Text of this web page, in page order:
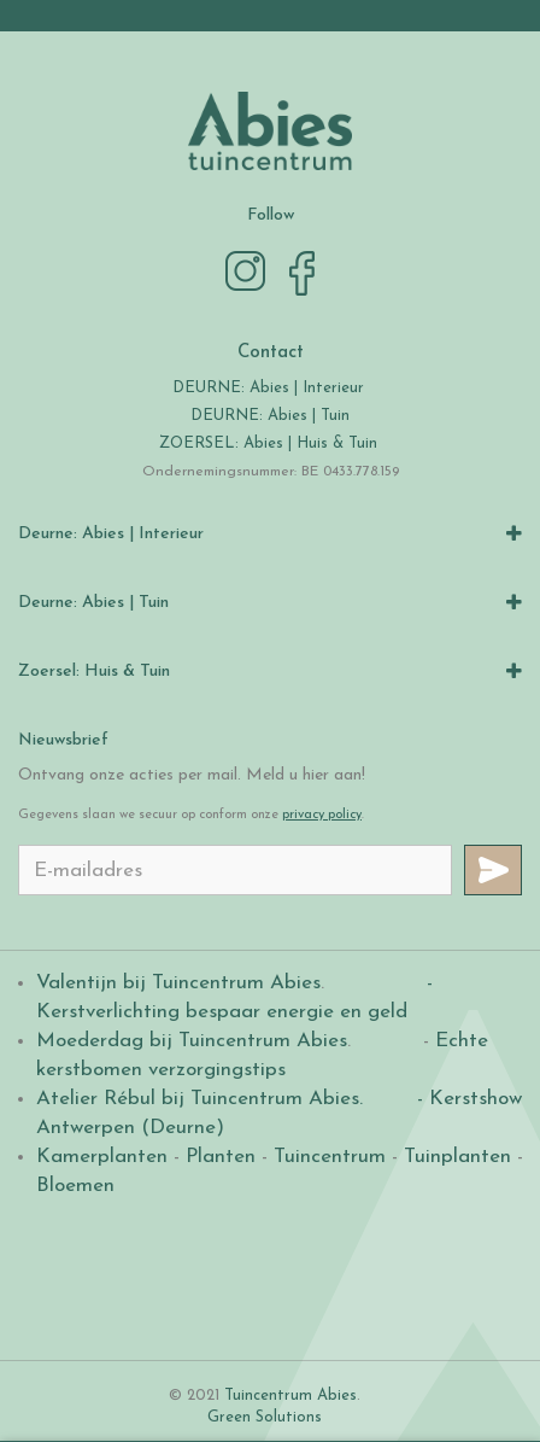
Follow
Contact
DEURNE: Abies | Interieur
DEURNE: Abies | Tuin
ZOERSEL: Abies | Huis & Tuin
Ondernemingsnummer: BE 0433.778.159
Deurne: Abies | Interieur
Deurne: Abies | Tuin
Zoersel: Huis & Tuin
Nieuwsbrief
Ontvang onze acties per mail. Meld u hier aan!
Gegevens slaan we secuur op conform onze privacy policy.
Valentijn bij Tuincentrum Abies.
-
Kerstverlichting bespaar energie en geld
Moederdag bij Tuincentrum Abies. - Echte
kerstbomen verzorgingstips
Atelier Rébul bij Tuincentrum Abies.
- Kerstshow
Antwerpen (Deurne)
Kamerplanten - Planten - Tuincentrum - Tuinplanten -
Bloemen
© 2021 Tuincentrum Abies.
Green Solutions